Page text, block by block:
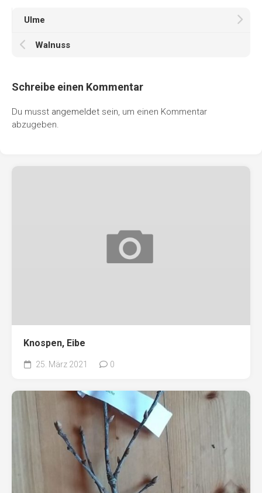
Ulme
Walnuss
Schreibe einen Kommentar
Du musst angemeldet sein, um einen Kommentar
abzugeben.
Knospen, Eibe
25. März 2021 0